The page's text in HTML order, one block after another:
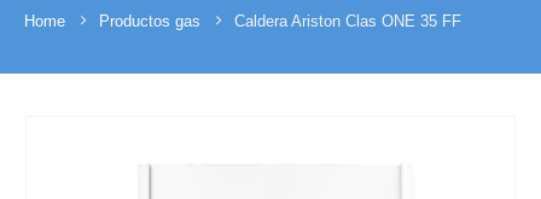
Home Productos gas Caldera Ariston Clas ONE 35 FF